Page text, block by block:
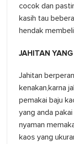
cocok dan
kasih tau
hendak
JAHITAN
Jahitan
kenakan,karna
pemakai baju
yang anda
nyaman
kaos yang